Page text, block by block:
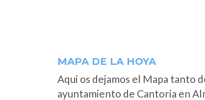
MAPA DE LA HOYA
Aqui os dejamos el Mapa tanto
ayuntamiento de Cantoria en